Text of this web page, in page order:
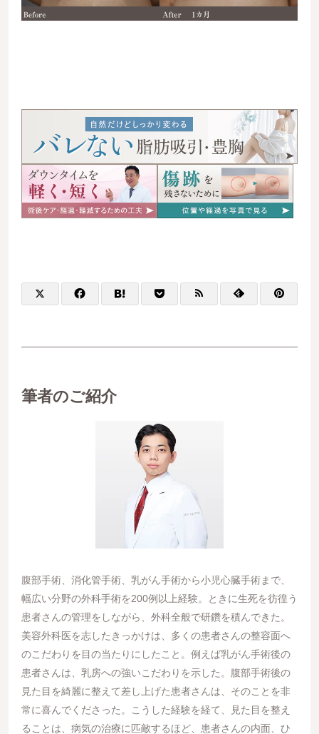
筆者のご紹介
腹部手術、消化管手術、乳がん手術から小児心臓手術まで、
幅広い分野の外科手術を200例以上経験。ときに生死を彷徨う
患者さんの管理をしながら、外科全般で研鑽を積んできた。
美容外科医を志したきっかけは、多くの患者さんの整容面へ
のこだわりを目の当たりにしたこと。例えば乳がん手術後の
患者さんは、乳房への強いこだわりを示した。腹部手術後の
見た目を綺麗に整えて差し上げた患者さんは、そのことを非
常に喜んでくださった。こうした経験を経て、見た目を整え
ることは、病気の治療に匹敵するほど、患者さんの内面、ひ